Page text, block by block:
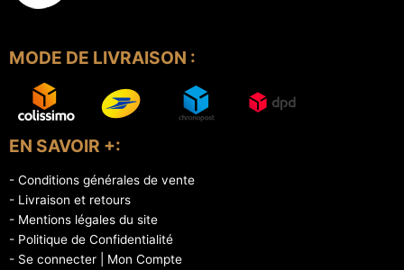
MODE DE LIVRAISON :
EN SAVOIR +:
- Conditions générales de vente
- Livraison et retours
- Mentions légales du site
- Politique de Confidentialité
- Se connecter | Mon Compte